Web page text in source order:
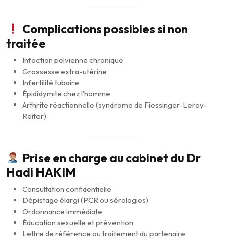
Complications possibles si non
traitée
Infection pelvienne chronique
Grossesse extra-utérine
Infertilité tubaire
Épididymite chez l’homme
Arthrite réactionnelle (syndrome de Fiessinger-Leroy-
Reiter)
Prise en charge au cabinet du Dr
Hadi HAKIM
Consultation confidentielle
Dépistage élargi (PCR ou sérologies)
Ordonnance immédiate
Éducation sexuelle et prévention
Lettre de référence ou traitement du partenaire